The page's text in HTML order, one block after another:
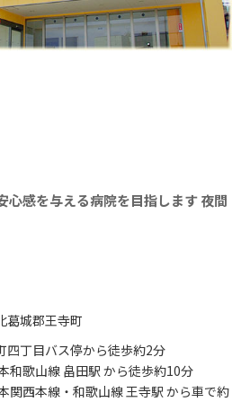
心感を与える病院を目指します 夜間
葛城郡王寺町
四丁目バス停から徒歩約2分
和歌山線 畠田駅 から徒歩約10分
関西本線・和歌山線 王寺駅 から車で約